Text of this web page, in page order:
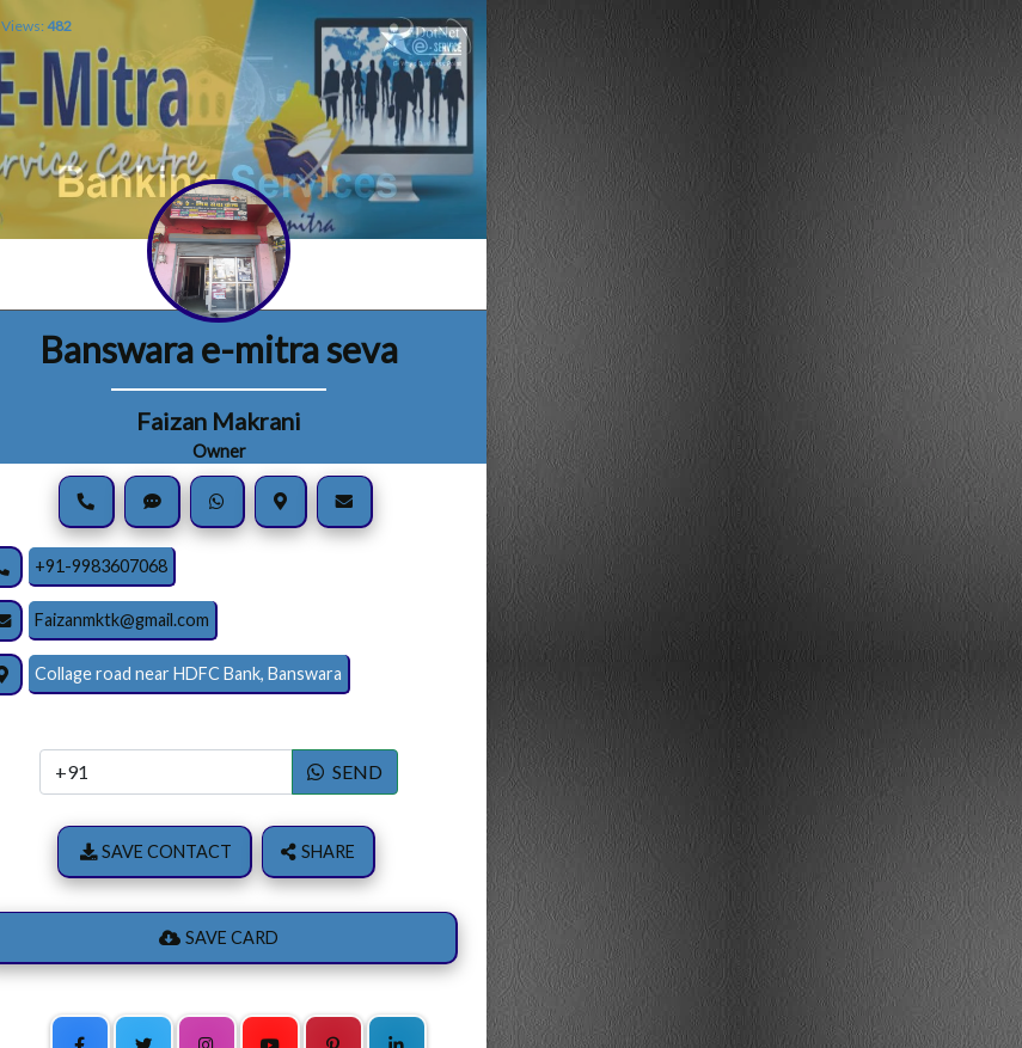
Views: 482
Banswara e-mitra seva
Faizan Makrani
Owner
+91-9983607068
Faizanmktk@gmail.com
Collage road near HDFC Bank, Banswara
SEND
SAVE CONTACT SHARE
SAVE CARD